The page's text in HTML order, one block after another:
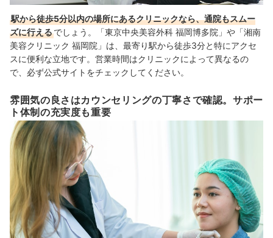
駅から徒歩5分以内の場所にあるクリニックなら、通院もスムー
ズに行えるでしょう。「東京中央美容外科 福岡博多院」や「湘南
美容クリニック 福岡院」は、最寄り駅から徒歩3分と特にアクセ
スに便利な立地です。 営業時間はクリニックによって異なるの
で、必ず公式サイトをチェックしてください。
雰囲気の良さはカウンセリングの丁寧さで確認。サポー
ト体制の充実度も重要